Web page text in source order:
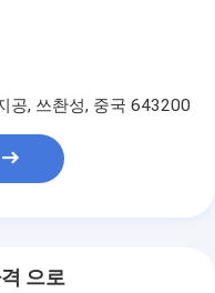
공, 쓰촨성, 중국 643200
으로